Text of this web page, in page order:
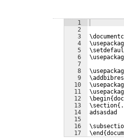
1
2
3
4
5
6
7
8
9
10
11
12
13
14
15
16
17
adsasdad